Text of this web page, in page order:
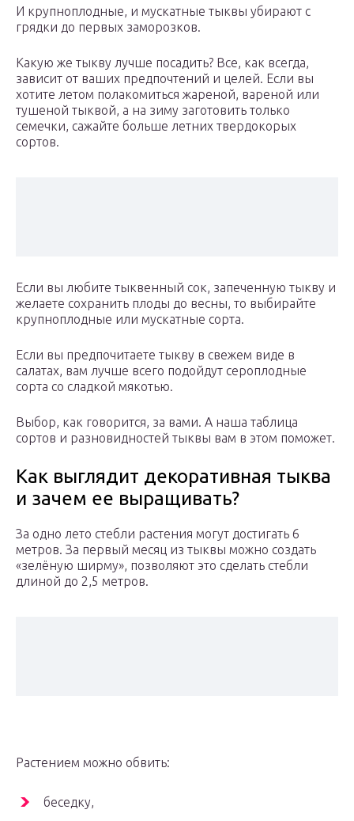
И крупноплодные, и мускатные тыквы убирают с
грядки до первых заморозков.
Какую же тыкву лучше посадить? Все, как всегда,
зависит от ваших предпочтений и целей. Если вы
хотите летом полакомиться жареной, вареной или
тушеной тыквой, а на зиму заготовить только
семечки, сажайте больше летних твердокорых
сортов.
Если вы любите тыквенный сок, запеченную тыкву и
желаете сохранить плоды до весны, то выбирайте
крупноплодные или мускатные сорта.
Если вы предпочитаете тыкву в свежем виде в
салатах, вам лучше всего подойдут сероплодные
сорта со сладкой мякотью.
Выбор, как говорится, за вами. А наша таблица
сортов и разновидностей тыквы вам в этом поможет.
Как выглядит декоративная тыква
и зачем ее выращивать?
За одно лето стебли растения могут достигать 6
метров. За первый месяц из тыквы можно создать
«зелёную ширму», позволяют это сделать стебли
длиной до 2,5 метров.
Растением можно обвить:
беседку,